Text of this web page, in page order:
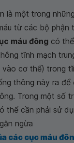
là một trong
từ các bộ phận
máu đông có
tĩnh mạch
cơ thể) trong
thông này ra để
Trong một số
thể cần phải sử
ngừa
các cục máu